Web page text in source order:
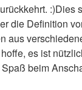
:)Dies
die Definition
aus
es ist
beim